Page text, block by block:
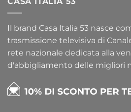
Il brand Casa Italia 53 nasce
trasmissione televisiva di
rete nazionale dedicata alla
d'abbigliamento delle migliori